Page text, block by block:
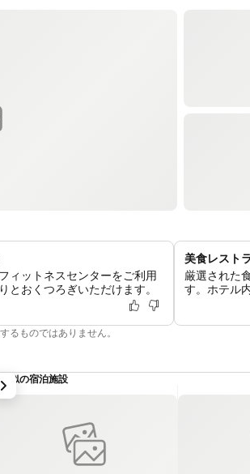
ィットネスセンターをご利用
とおくつろぎいただけます。
美食レスト
厳選された
す。ホテル
るものではありません。
類似の宿泊施設
次